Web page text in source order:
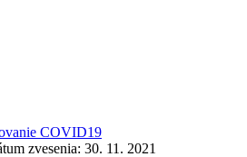
COVID19
zvesenia: 30. 11. 2021